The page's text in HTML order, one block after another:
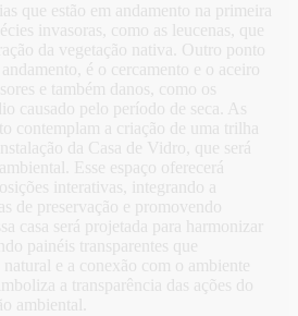
que estão em andamento na primeira
invasoras, como as leucenas, que
da vegetação nativa. Outro ponto
é o cercamento e o aceiro
e também danos, como os
causado pelo período de seca. As
contemplam a criação de uma trilha
da Casa de Vidro, que será
Esse espaço oferecerá
interativas, integrando a
de preservação e promovendo
casa será projetada para harmonizar
painéis transparentes que
natural e a conexão com o ambiente
a transparência das ações do
ambiental.